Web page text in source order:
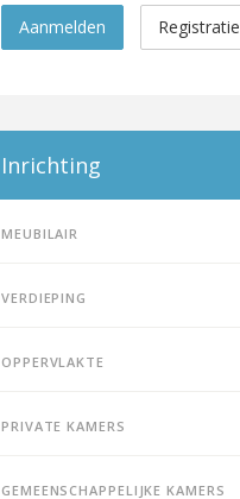
Aanmelden Registratie
Inrichting
Meubilair
Verdieping
Oppervlakte
Private kamers
Gemeenschappelijke kamers